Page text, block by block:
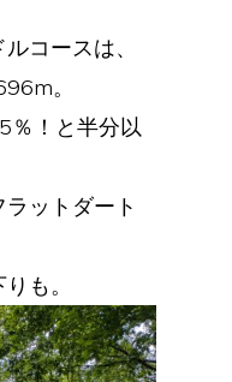
コースは、
。
％！と半分以
ットダート
も。